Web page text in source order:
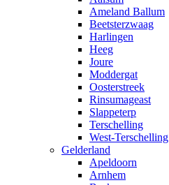
Ameland Ballum
Beetsterzwaag
Harlingen
Heeg
Joure
Moddergat
Oosterstreek
Rinsumageast
Slappeterp
Terschelling
West-Terschelling
Gelderland
Apeldoorn
Arnhem